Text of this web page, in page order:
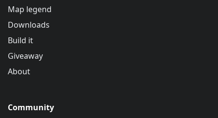
Map legend
Downloads
Build it
Giveaway
About
Community